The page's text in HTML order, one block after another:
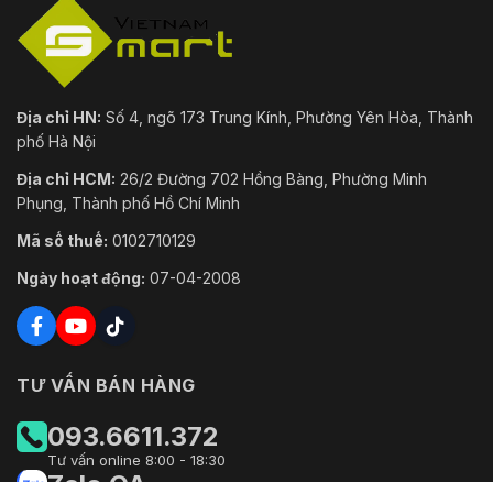
Địa chỉ HN: Số 4, ngõ 173 Trung Kính, Phường Yên Hòa, Thành
phố Hà Nội
Địa chỉ HCM: 26/2 Đường 702 Hồng Bàng, Phường Minh
Phụng, Thành phố Hồ Chí Minh
Mã số thuế: 0102710129
Ngày hoạt động: 07-04-2008
TƯ VẤN BÁN HÀNG
093.6611.372
Tư vấn online 8:00 - 18:30